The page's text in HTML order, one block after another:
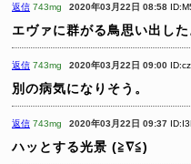
返信 743mg 2020年03月22日 08:58
エヴァに群がる鳥思い出した
返信 743mg 2020年03月22日 09:00
別の病気になりそう。
返信 743mg 2020年03月22日 09:37
ハッとする光景 (≧∇≦)